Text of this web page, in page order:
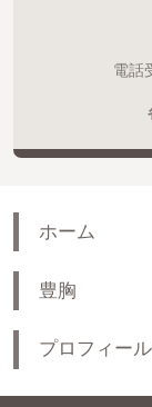
電話
ホーム
豊胸
プロフィール